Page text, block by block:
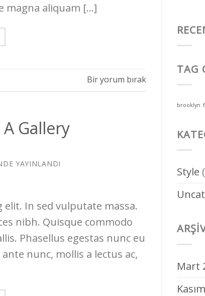
magna aliquam […]
Bir yorum bırak
Gallery
YAYINLANDI
In sed vulputate massa.
nibh. Quisque commodo
Phasellus egestas nunc eu
nunc, mollis a lectus ac,
TAG
brooklyn
Style
Mart